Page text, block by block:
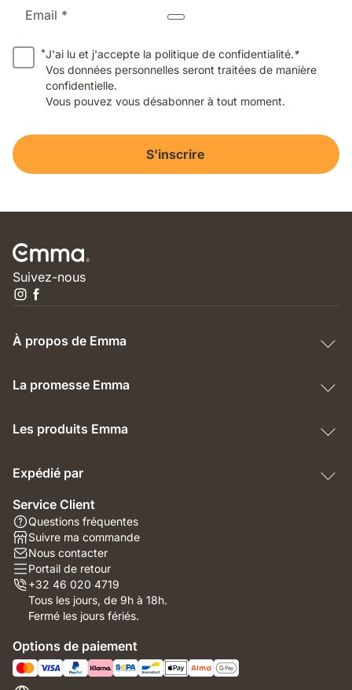
Email *
*J'ai lu et j'accepte la politique de confidentialité.*
Vos données personnelles seront traitées de manière
confidentielle.
Vous pouvez vous désabonner à tout moment.
S'inscrire
Suivez-nous
À propos de Emma
La promesse Emma
Les produits Emma
Expédié par
Service Client
Questions fréquentes
Suivre ma commande
Nous contacter
Portail de retour
+32 46 020 4719
Tous les jours, de 9h à 18h.
Fermé les jours fériés.
Options de paiement